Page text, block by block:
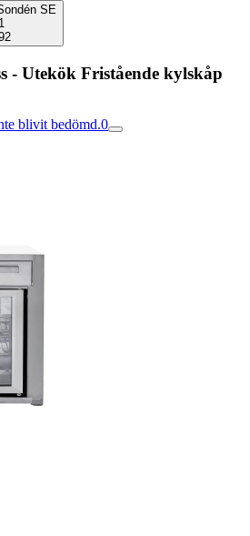
SE
- Utekök Fristående kylskåp
blivit bedömd.0